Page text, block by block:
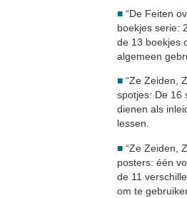
■ “De Feiten
boekjes serie:
de 13 boekjes
algemeen
■ “Ze Zeiden,
spotjes: De 16
dienen als
lessen.
■ “Ze Zeiden,
posters: één
de 11
om te